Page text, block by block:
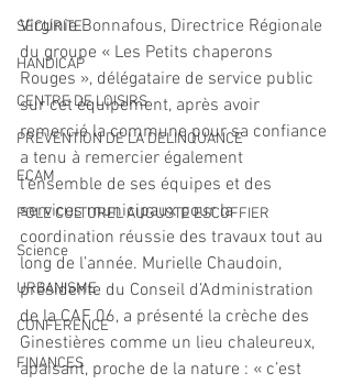
SECURITE
HANDICAP
CENTRE DE LOISIRS
PREVENTION DE LA DELINQUANCE
ECAM
POLE CULTUREL AUGUSTE ESCOFFIER
Science
URBANISME
CONFERENCE
FINANCES
Virginie Bonnafous, Directrice Régionale
du groupe « Les Petits chaperons
Rouges », délégataire de service public
sur cet équipement, après avoir
remercié la commune pour sa confiance
a tenu à remercier également
l’ensemble de ses équipes et des
services municipaux pour la
coordination réussie des travaux tout au
long de l’année. Murielle Chaudoin,
présidente du Conseil d’Administration
de la CAF 06, a présenté la crèche des
Ginestières comme un lieu chaleureux,
apaisant, proche de la nature : « c’est